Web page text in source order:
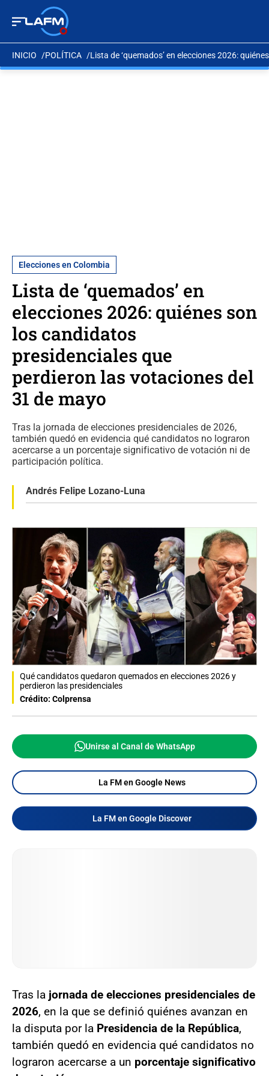
INICIO POLÍTICA Lista de ‘quemados’ en elecciones 2026:
Elecciones en Colombia
Lista de ‘quemados’ en
elecciones 2026: quiénes son
los candidatos
presidenciales que
perdieron las votaciones del
31 de mayo
Tras la jornada de elecciones presidenciales de 2026,
también quedó en evidencia qué candidatos no lograron
acercarse a un porcentaje significativo de votación ni de
participación política.
Andrés Felipe Lozano-Luna
Qué candidatos quedaron quemados en elecciones 2026 y
perdieron las presidenciales
Crédito: Colprensa
Unirse al Canal de WhatsApp
La FM en Google News
La FM en Google Discover
Tras la jornada de elecciones presidenciales de
2026, en la que se definió quiénes avanzan en
la disputa por la Presidencia de la República,
también quedó en evidencia qué candidatos no
lograron acercarse a un porcentaje significativo